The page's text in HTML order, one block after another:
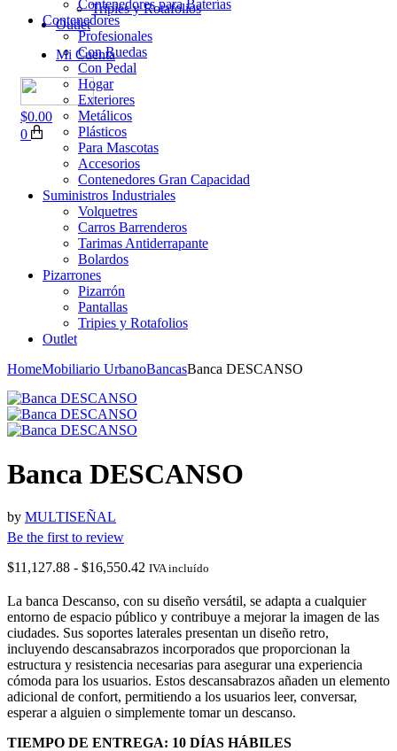
Tripies y Rotafolios
Outlet
Mi Cuenta
$0.00
0
Contenedores para Baterías
Contenedores
Profesionales
Con Ruedas
Con Pedal
Hogar
Exteriores
Metálicos
Plásticos
Para Mascotas
Accesorios
Contenedores Gran Capacidad
Suministros Industriales
Volquetres
Carros Barrenderos
Tarimas Antiderrapante
Bolardos
Pizarrones
Pizarrón
Pantallas
Tripies y Rotafolios
Outlet
HomeMobiliario UrbanoBancasBanca DESCANSO
Banca DESCANSO
by MULTISEÑAL
Be the first to review
$11,127.88 - $16,550.42 Rango
precios:
desde
$11,127.88
hasta
$16,550.42
IVA incluído
La banca Descanso, con su diseño versátil, se adapta a cualquier
entorno de espacio público y contribuye a mejorar la imagen de las
ciudades. Sus soportes laterales presentan un diseño retro,
incluyendo descansabrazos incorporados que proporcionan la
estructura y resistencia necesarias para asegurar una experiencia
cómoda para los usuarios. Estos descansabrazos añaden un elemento
adicional de confort, permitiendo a los usuarios leer, conversar,
esperar a alguien o simplemente tomar un descanso.
TIEMPO DE ENTREGA: 10 DÍAS HÁBILES